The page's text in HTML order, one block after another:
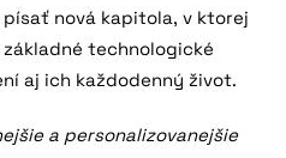
nová kapitola, v ktorej
technologické
aj ich každodenný život.
a personalizovanejšie